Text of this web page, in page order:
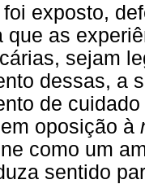
exposto,
que as
sejam
dessas, a
de
oposição à
como um
sentido